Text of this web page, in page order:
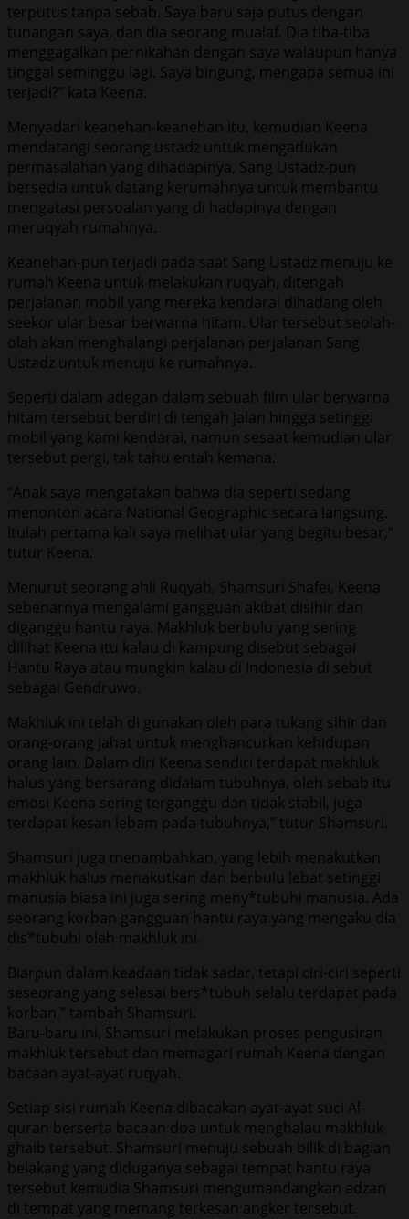
terputus tanpa sebab. Saya baru saja putus dengan
tunangan saya, dan dia seorang mualaf. Dia tiba-tiba
menggagalkan pernikahan dengan saya walaupun hanya
tinggal seminggu lagi. Saya bingung, mengapa semua ini
terjadi?” kata Keena.
Menyadari keanehan-keanehan itu, kemudian Keena
mendatangi seorang ustadz untuk mengadukan
permasalahan yang dihadapinya, Sang Ustadz-pun
bersedia untuk datang kerumahnya untuk membantu
mengatasi persoalan yang di hadapinya dengan
meruqyah rumahnya.
Keanehan-pun terjadi pada saat Sang Ustadz menuju ke
rumah Keena untuk melakukan ruqyah, ditengah
perjalanan mobil yang mereka kendarai dihadang oleh
seekor ular besar berwarna hitam. Ular tersebut seolah-
olah akan menghalangi perjalanan perjalanan Sang
Ustadz untuk menuju ke rumahnya.
Seperti dalam adegan dalam sebuah film ular berwarna
hitam tersebut berdiri di tengah jalan hingga setinggi
mobil yang kami kendarai, namun sesaat kemudian ular
tersebut pergi, tak tahu entah kemana.
“Anak saya mengatakan bahwa dia seperti sedang
menonton acara National Geographic secara langsung.
Itulah pertama kali saya melihat ular yang begitu besar,”
tutur Keena.
Menurut seorang ahli Ruqyah, Shamsuri Shafei, Keena
sebenarnya mengalami gangguan akibat disihir dan
diganggu hantu raya. Makhluk berbulu yang sering
dilihat Keena itu kalau di kampung disebut sebagai
Hantu Raya atau mungkin kalau di Indonesia di sebut
sebagai Gendruwo.
Makhluk ini telah di gunakan oleh para tukang sihir dan
orang-orang jahat untuk menghancurkan kehidupan
orang lain. Dalam diri Keena sendiri terdapat makhluk
halus yang bersarang didalam tubuhnya, oleh sebab itu
emosi Keena sering terganggu dan tidak stabil, juga
terdapat kesan lebam pada tubuhnya,” tutur Shamsuri.
Shamsuri juga menambahkan, yang lebih menakutkan
makhluk halus menakutkan dan berbulu lebat setinggi
manusia biasa ini juga sering meny*tubuhi manusia. Ada
seorang korban gangguan hantu raya yang mengaku dia
dis*tubuhi oleh makhluk ini.
Biarpun dalam keadaan tidak sadar, tetapi ciri-ciri seperti
seseorang yang selesai bers*tubuh selalu terdapat pada
korban,” tambah Shamsuri.
Baru-baru ini, Shamsuri melakukan proses pengusiran
makhluk tersebut dan memagari rumah Keena dengan
bacaan ayat-ayat ruqyah.
Setiap sisi rumah Keena dibacakan ayat-ayat suci Al-
quran berserta bacaan doa untuk menghalau makhluk
ghaib tersebut. Shamsuri menuju sebuah bilik di bagian
belakang yang diduganya sebagai tempat hantu raya
tersebut kemudia Shamsuri mengumandangkan adzan
di tempat yang memang terkesan angker tersebut.